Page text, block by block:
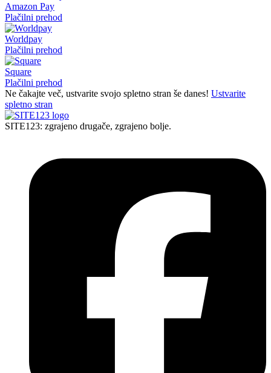
Amazon Pay
Plačilni prehod
Worldpay
Plačilni prehod
Square
Plačilni prehod
Ne čakajte več, ustvarite svojo spletno stran še danes! Ustvarite
spletno stran
SITE123: zgrajeno drugače, zgrajeno bolje.